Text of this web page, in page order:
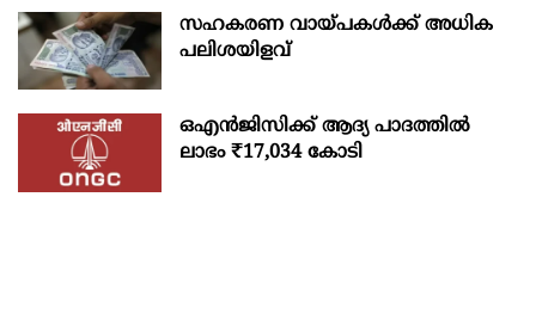
സഹകരണ വായ്പകള്‍ക്ക് അധിക
പലിശയിളവ്
ഒഎന്‍ജിസിക്ക് ആദ്യ പാദത്തില്‍
ലാഭം ₹17,034 കോടി